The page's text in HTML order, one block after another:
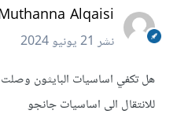
Muthanna Alqaisi
نشر21 يونيو 2024
للانتقال الى اساسيات جانجو